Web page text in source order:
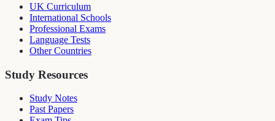
UK Curriculum
International Schools
Professional Exams
Language Tests
Other Countries
Study Resources
Study Notes
Past Papers